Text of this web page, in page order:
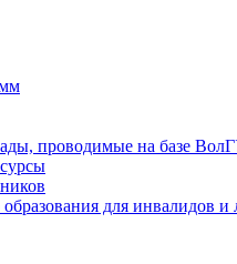
проводимые на базе
для инвалидов